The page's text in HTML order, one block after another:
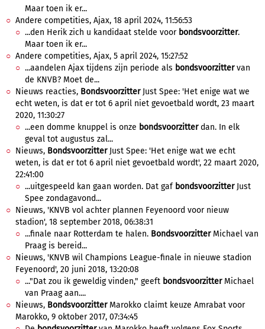
Maar toen ik er...
Andere competities, Ajax, 18 april 2024, 11:56:53
...den Herik zich u kandidaat stelde voor bondsvoorzitter.
Maar toen ik er...
Andere competities, Ajax, 5 april 2024, 15:27:52
...aandelen Ajax tijdens zijn periode als bondsvoorzittervan
de KNVB? Moet de...
Nieuws reacties, BondsvoorzitterJust Spee: 'Het enige wat we
echt weten, is dat er tot 6 april niet gevoetbald wordt, 23 maart
2020, 11:30:27
...een domme knuppel is onze bondsvoorzitterdan. In elk
geval tot augustus zal...
Nieuws, BondsvoorzitterJust Spee: 'Het enige wat we echt
weten, is dat er tot 6 april niet gevoetbald wordt', 22 maart 2020,
22:41:00
...uitgespeeld kan gaan worden. Dat gaf bondsvoorzitterJust
Spee zondagavond...
Nieuws, 'KNVB vol achter plannen Feyenoord voor nieuw
stadion', 18 september 2018, 06:38:31
...finale naar Rotterdam te halen. BondsvoorzitterMichael van
Praag is bereid...
Nieuws, 'KNVB wil Champions League-finale in nieuwe stadion
Feyenoord', 20 juni 2018, 13:20:08
..."Dat zou ik geweldig vinden," geeft bondsvoorzitterMichael
van Praag aan....
Nieuws, BondsvoorzitterMarokko claimt keuze Amrabat voor
Marokko, 9 oktober 2017, 07:34:45